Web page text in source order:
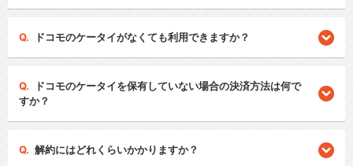
ドコモのケータイがなくても利用できますか？
ドコモのケータイを保有していない場合の決済方法は何で
すか？
解約にはどれくらいかかりますか？